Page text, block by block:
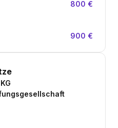
800 €
900 €